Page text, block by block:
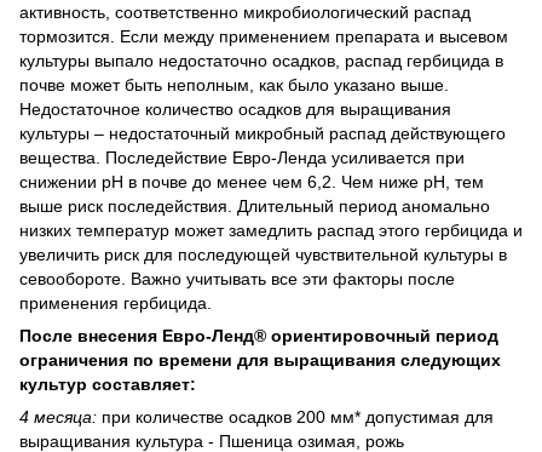
активность, соответственно микробиологический распад
тормозится. Если между применением препарата и высевом
культуры выпало недостаточно осадков, распад гербицида в
почве может быть неполным, как было указано выше.
Недостаточное количество осадков для выращивания
культуры – недостаточный микробный распад действующего
вещества. Последействие Евро-Ленда усиливается при
снижении рН в почве до менее чем 6,2. Чем ниже рН, тем
выше риск последействия. Длительный период аномально
низких температур может замедлить распад этого гербицида и
увеличить риск для последующей чувствительной культуры в
севообороте. Важно учитывать все эти факторы после
применения гербицида.
После внесения Евро-Ленд® ориентировочный период
ограничения по времени для выращивания следующих
культур составляет:
4 месяца: при количестве осадков 200 мм* допустимая для
выращивания культура - Пшеница озимая, рожь